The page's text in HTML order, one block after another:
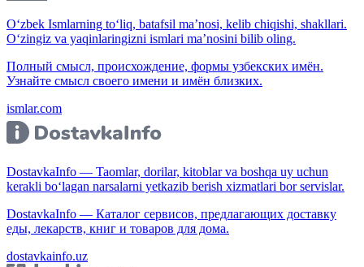
O‘zbek Ismlarning to‘liq, batafsil ma’nosi, kelib chiqishi, shakllari.
O‘zingiz va yaqinlaringizni ismlari ma’nosini bilib oling.
Полный смысл, происхождение, формы узбекских имён.
Узнайте смысл своего имени и имён близких.
ismlar.com
DostavkaInfo — Taomlar, dorilar, kitoblar va boshqa uy uchun
kerakli bo‘lagan narsalarni yetkazib berish xizmatlari bor servislar.
DostavkaInfo — Каталог сервисов, предлагающих доставку
еды, лекарств, книг и товаров для дома.
dostavkainfo.uz